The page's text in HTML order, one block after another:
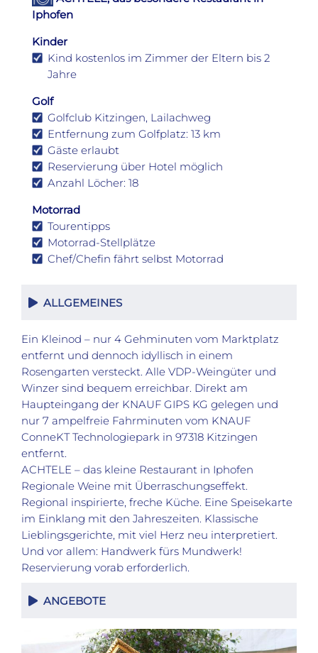
Iphofen
Kinder
Kind kostenlos im Zimmer der Eltern bis 2
Jahre
Golf
Golfclub Kitzingen, Lailachweg
Entfernung zum Golfplatz: 13 km
Gäste erlaubt
Reservierung über Hotel möglich
Anzahl Löcher: 18
Motorrad
Tourentipps
Motorrad-Stellplätze
Chef/Chefin fährt selbst Motorrad
ALLGEMEINES
Ein Kleinod – nur 4 Gehminuten vom Marktplatz
entfernt und dennoch idyllisch in einem
Rosengarten versteckt. Alle VDP-Weingüter und
Winzer sind bequem erreichbar. Direkt am
Haupteingang der KNAUF GIPS KG gelegen und
nur 7 ampelfreie Fahrminuten vom KNAUF
ConneKT Technologiepark in 97318 Kitzingen
entfernt.
ACHTELE – das kleine Restaurant in Iphofen
Regionale Weine mit Überraschungseffekt.
Regional inspirierte, freche Küche. Eine Speisekarte
im Einklang mit den Jahreszeiten. Klassische
Lieblingsgerichte, mit viel Herz neu interpretiert.
Und vor allem: Handwerk fürs Mundwerk!
Reservierung vorab erforderlich.
ANGEBOTE